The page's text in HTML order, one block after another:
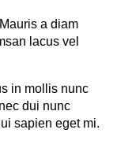
a diam
lacus vel
in mollis nunc
dui nunc
sapien eget mi.